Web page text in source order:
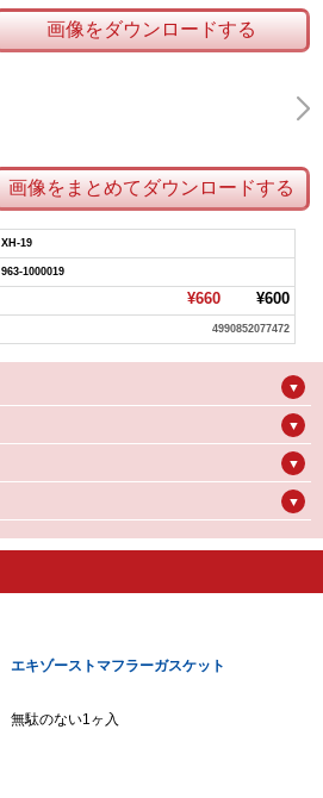
画像をダウンロードする
画像をまとめてダウンロードする
XH-19
963-1000019
¥660¥600
4990852077472
▼
▼
▼
▼
エキゾーストマフラーガスケット
無駄のない1ヶ入